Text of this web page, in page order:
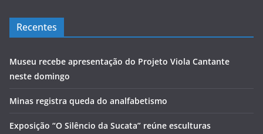
Recentes
Museu recebe apresentação do Projeto Viola Cantante
neste domingo
Minas registra queda do analfabetismo
Exposição “O Silêncio da Sucata” reúne esculturas